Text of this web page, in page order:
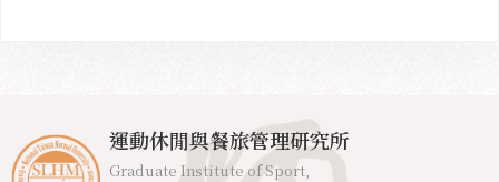
運動休閒與餐旅管理研究所
Graduate Institute of Sport,